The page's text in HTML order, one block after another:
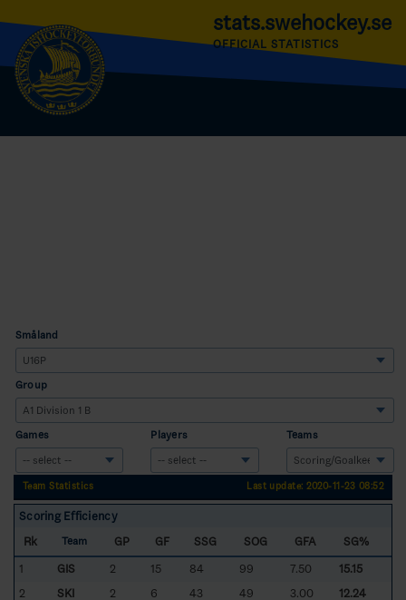
stats.swehockey.se
OFFICIAL STATISTICS
Småland
Group
Games Players Teams
Team Statistics Last update: 2020-11-23 08:52
Scoring Efficiency
Rk
Team GP GF SSG SOG GFA
SG%
1
GIS 2 15 84 99 7.50
15.15
2
SKI 2 6 43 49 3.00
12.24